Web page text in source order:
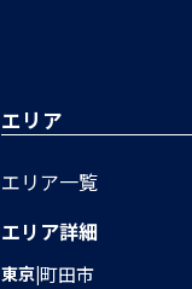
エリア
エリア一覧
エリア詳細
東京 町田市